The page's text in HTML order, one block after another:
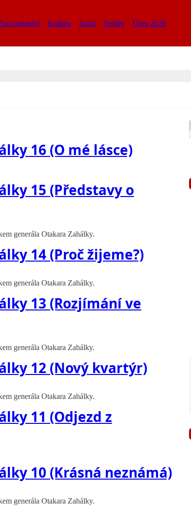
Kultura Sport Seriály Únor 2026
16 (O mé lásce)
15 (Představy o
generála Otakara Zahálky.
14 (Proč žijeme?)
generála Otakara Zahálky.
13 (Rozjímání ve
generála Otakara Zahálky.
12 (Nový kvartýr)
generála Otakara Zahálky.
11 (Odjezd z
10 (Krásná neznámá)
generála Otakara Zahálky.